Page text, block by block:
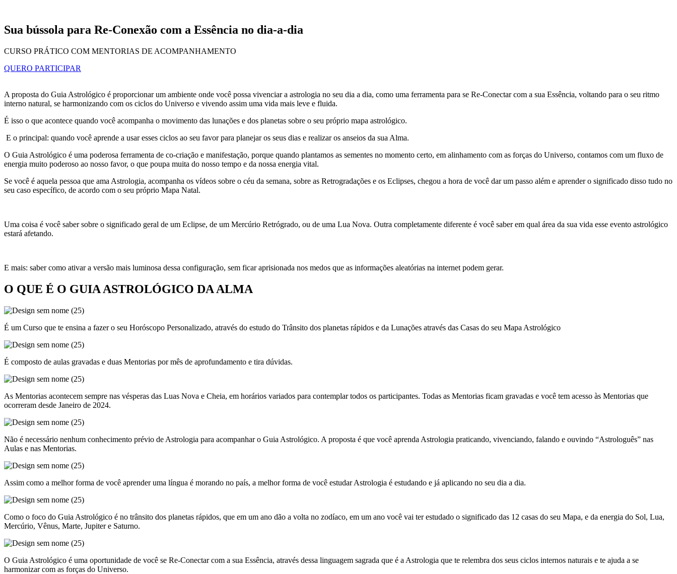
Sua bússola para Re-Conexão com a Essência no dia-a-dia
CURSO PRÁTICO COM MENTORIAS DE ACOMPANHAMENTO
QUERO PARTICIPAR
A proposta do Guia Astrológico é proporcionar um ambiente onde você possa vivenciar a astrologia no seu dia a dia, como uma ferramenta para se Re-Conectar com a sua Essência, voltando para o seu ritmo
interno natural, se harmonizando com os ciclos do Universo e vivendo assim uma vida mais leve e fluida.
É isso o que acontece quando você acompanha o movimento das lunações e dos planetas sobre o seu próprio mapa astrológico.
E o principal: quando você aprende a usar esses ciclos ao seu favor para planejar os seus dias e realizar os anseios da sua Alma.
O Guia Astrológico é uma poderosa ferramenta de co-criação e manifestação, porque quando plantamos as sementes no momento certo, em alinhamento com as forças do Universo, contamos com um fluxo de
energia muito poderoso ao nosso favor, o que poupa muita do nosso tempo e da nossa energia vital.
Se você é aquela pessoa que ama Astrologia, acompanha os vídeos sobre o céu da semana, sobre as Retrogradações e os Eclipses, chegou a hora de você dar um passo além e aprender o significado disso tudo no
seu caso específico, de acordo com o seu próprio Mapa Natal.
Uma coisa é você saber sobre o significado geral de um Eclipse, de um Mercúrio Retrógrado, ou de uma Lua Nova. Outra completamente diferente é você saber em qual área da sua vida esse evento astrológico
estará afetando.
E mais: saber como ativar a versão mais luminosa dessa configuração, sem ficar aprisionada nos medos que as informações aleatórias na internet podem gerar.
O QUE É O GUIA ASTROLÓGICO DA ALMA
É um Curso que te ensina a fazer o seu Horóscopo Personalizado, através do estudo do Trânsito dos planetas rápidos e da Lunações através das Casas do seu Mapa Astrológico
É composto de aulas gravadas e duas Mentorias por mês de aprofundamento e tira dúvidas.
As Mentorias acontecem sempre nas vésperas das Luas Nova e Cheia, em horários variados para contemplar todos os participantes. Todas as Mentorias ficam gravadas e você tem acesso às Mentorias que
ocorreram desde Janeiro de 2024.
Não é necessário nenhum conhecimento prévio de Astrologia para acompanhar o Guia Astrológico. A proposta é que você aprenda Astrologia praticando, vivenciando, falando e ouvindo “Astrologuês” nas
Aulas e nas Mentorias.
Assim como a melhor forma de você aprender uma língua é morando no país, a melhor forma de você estudar Astrologia é estudando e já aplicando no seu dia a dia.
Como o foco do Guia Astrológico é no trânsito dos planetas rápidos, que em um ano dão a volta no zodíaco, em um ano você vai ter estudado o significado das 12 casas do seu Mapa, e da energia do Sol, Lua,
Mercúrio, Vênus, Marte, Jupiter e Saturno.
O Guia Astrológico é uma oportunidade de você se Re-Conectar com a sua Essência, através dessa linguagem sagrada que é a Astrologia que te relembra dos seus ciclos internos naturais e te ajuda a se
harmonizar com as forças do Universo.